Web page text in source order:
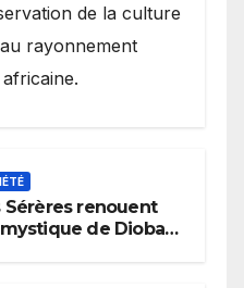
de la culture
rayonnement
Sérères renouent
de Diobaye